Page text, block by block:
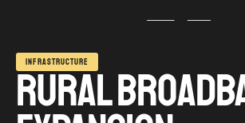
INFRASTRUCTURE
RURAL